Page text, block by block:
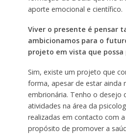
aporte emocional e científico.
Viver o presente é pensar
ambicionamos para o
projeto em vista que
Sim, existe um projeto que
forma, apesar de estar ainda
embrionária. Tenho o desejo
atividades na área da
realizadas em contacto com
propósito de promover a